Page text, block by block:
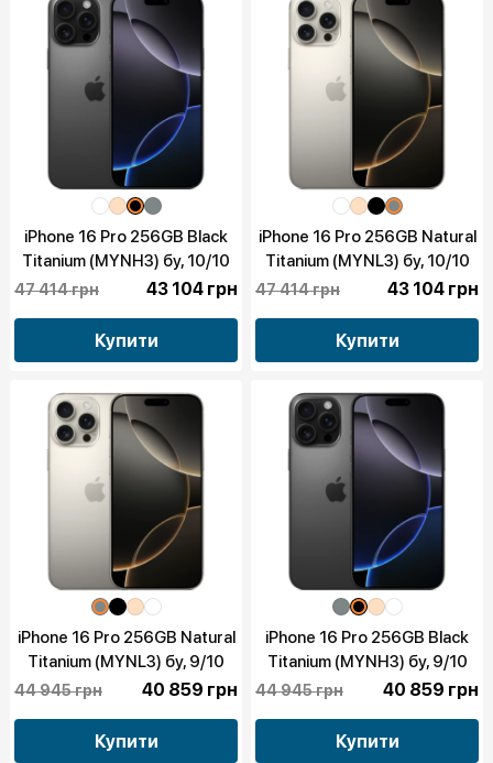
iPhone 16 Pro 256GB Black
Titanium (MYNH3) бу, 10/10
47 414 грн 43 104 грн
Купити
iPhone 16 Pro 256GB Natural
Titanium (MYNL3) бу, 10/10
47 414 грн 43 104 грн
Купити
iPhone 16 Pro 256GB Natural
Titanium (MYNL3) бу, 9/10
44 945 грн 40 859 грн
Купити
iPhone 16 Pro 256GB Black
Titanium (MYNH3) бу, 9/10
44 945 грн 40 859 грн
Купити